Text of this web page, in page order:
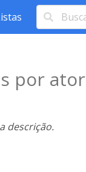
por ator
descrição.